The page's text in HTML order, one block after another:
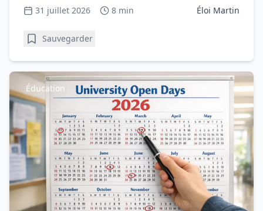
31 juillet 2026 8 min Éloi Martin
Sauvegarder
Éducation